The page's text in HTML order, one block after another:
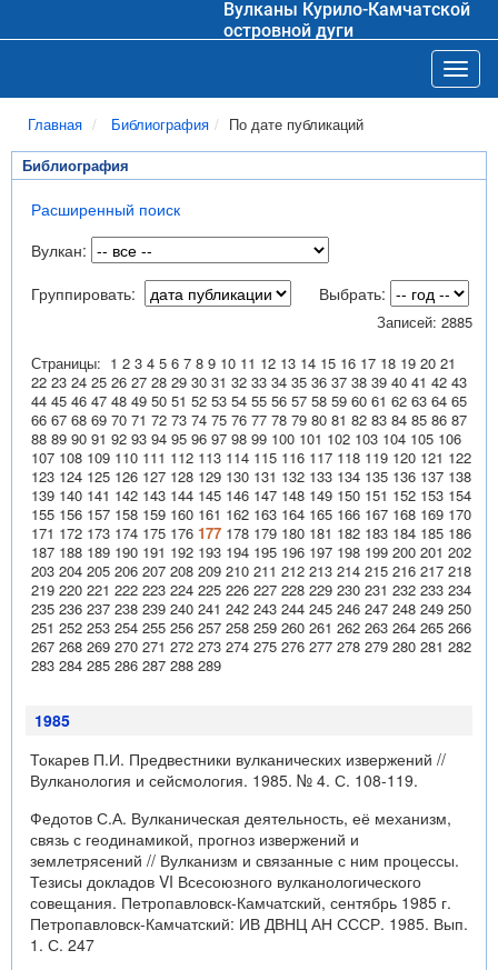
Вулканы Курило-Камчатской
островной дуги
Главная Библиография По дате публикаций
Библиография
Расширенный поиск
Вулкан:
Группировать:
Выбрать:
Записей: 2885
Страницы: 1 2 3 4 5 6 7 8 9 10 11 12 13 14 15 16 17 18 19 20 21
22 23 24 25 26 27 28 29 30 31 32 33 34 35 36 37 38 39 40 41 42 43
44 45 46 47 48 49 50 51 52 53 54 55 56 57 58 59 60 61 62 63 64 65
66 67 68 69 70 71 72 73 74 75 76 77 78 79 80 81 82 83 84 85 86 87
88 89 90 91 92 93 94 95 96 97 98 99 100 101 102 103 104 105 106
107 108 109 110 111 112 113 114 115 116 117 118 119 120 121 122
123 124 125 126 127 128 129 130 131 132 133 134 135 136 137 138
139 140 141 142 143 144 145 146 147 148 149 150 151 152 153 154
155 156 157 158 159 160 161 162 163 164 165 166 167 168 169 170
171 172 173 174 175 176 177 178 179 180 181 182 183 184 185 186
187 188 189 190 191 192 193 194 195 196 197 198 199 200 201 202
203 204 205 206 207 208 209 210 211 212 213 214 215 216 217 218
219 220 221 222 223 224 225 226 227 228 229 230 231 232 233 234
235 236 237 238 239 240 241 242 243 244 245 246 247 248 249 250
251 252 253 254 255 256 257 258 259 260 261 262 263 264 265 266
267 268 269 270 271 272 273 274 275 276 277 278 279 280 281 282
283 284 285 286 287 288 289
1985
Токарев П.И. Предвестники вулканических извержений //
Вулканология и сейсмология. 1985. № 4. С. 108-119.
Федотов С.А. Вулканическая деятельность, её механизм,
связь с геодинамикой, прогноз извержений и
землетрясений // Вулканизм и связанные с ним процессы.
Тезисы докладов VI Всесоюзного вулканологического
совещания. Петропавловск-Камчатский, сентябрь 1985 г.
Петропавловск-Камчатский: ИВ ДВНЦ АН СССР. 1985. Вып.
1. С. 247